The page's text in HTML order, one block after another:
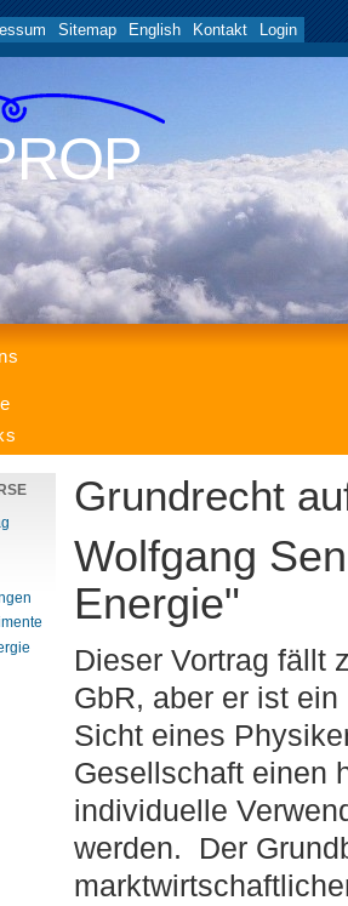
Sitemap English Kontakt Login
Grundrecht
Wolfgang
Energie"
Dieser Vortrag fällt
GbR, aber er ist
Sicht eines
Gesellschaft einen
individuelle
werden. Der